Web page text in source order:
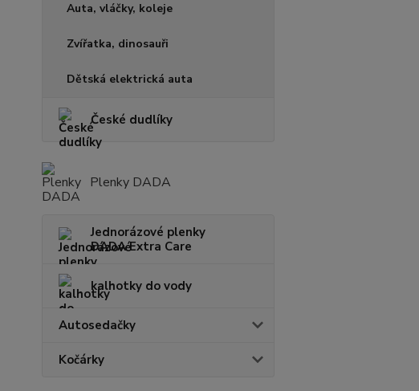
Auta, vláčky, koleje
Zvířatka, dinosauři
Dětská elektrická auta
České dudlíky
Plenky DADA
Jednorázové plenky
DADA Extra Care
kalhotky do vody
Autosedačky
Kočárky